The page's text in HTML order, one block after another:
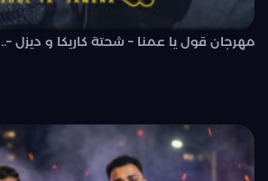
مهرجان قول يا عمنا – شحتة كاريكا و ديزل –..